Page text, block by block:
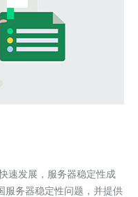
服务器稳定性问题，并提供